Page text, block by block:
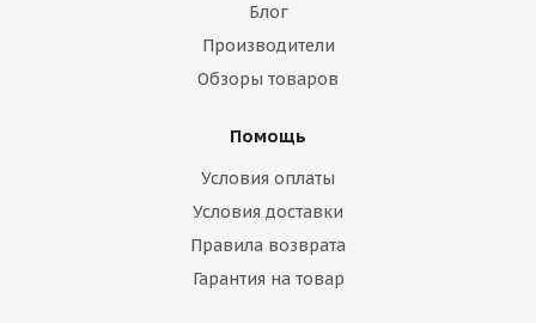
Блог
Производители
Обзоры товаров
Помощь
Условия оплаты
Условия доставки
Правила возврата
Гарантия на товар